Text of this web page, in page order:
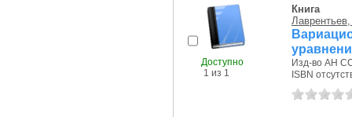
Доступно
1 из 1
Книга
Изд-во АН
ISBN